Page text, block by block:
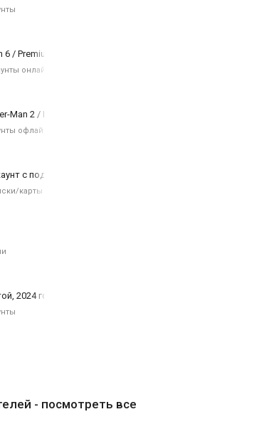
/ Premium Edition + Онлайн
онлайн
Man 2 / Digital Deluxe Edition
офлайн
с подпиской "Premium" на 1 месяц
карты оплаты
2024 года регистрации. Регион Россия
- посмотреть все